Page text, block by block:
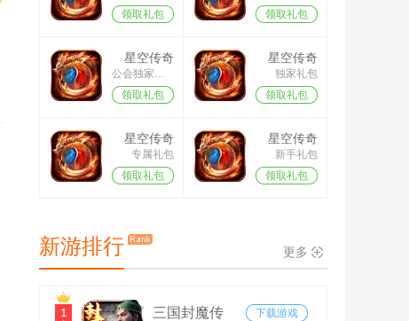
领取礼包
领取礼包
星空传奇
公会独家礼包
领取礼包
星空传奇
独家礼包
领取礼包
星空传奇
专属礼包
领取礼包
星空传奇
新手礼包
领取礼包
新游排行 更多
三国封魔传 下载游戏